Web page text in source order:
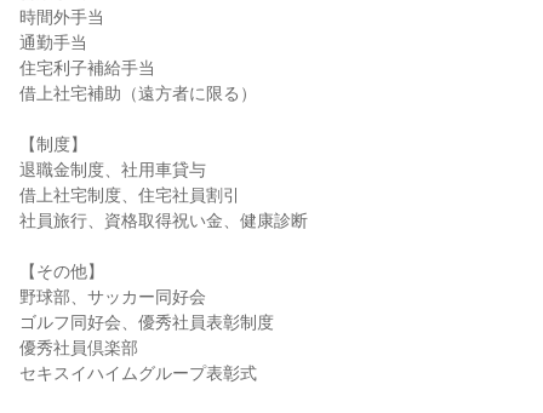
時間外手当
通勤手当
住宅利子補給手当
借上社宅補助（遠方者に限る）
【制度】
退職金制度、社用車貸与
借上社宅制度、住宅社員割引
社員旅行、資格取得祝い金、健康診断
【その他】
野球部、サッカー同好会
ゴルフ同好会、優秀社員表彰制度
優秀社員倶楽部
セキスイハイムグループ表彰式